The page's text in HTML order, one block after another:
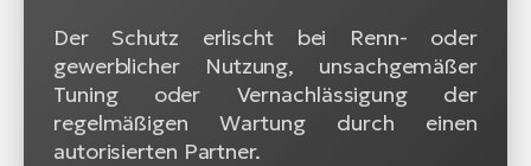
Der Schutz erlischt bei Renn- oder
gewerblicher Nutzung, unsachgemäßer
Tuning oder Vernachlässigung der
regelmäßigen Wartung durch einen
autorisierten Partner.